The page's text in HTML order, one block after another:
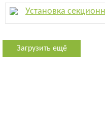
Установка
Загрузить ещё